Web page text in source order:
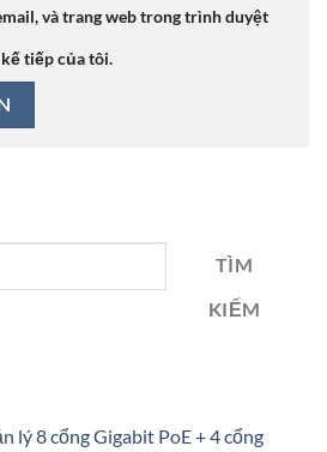
và trang web trong trình duyệt
tiếp của tôi.
TÌM
KIẾM
lý 8 cổng Gigabit PoE + 4 cổng